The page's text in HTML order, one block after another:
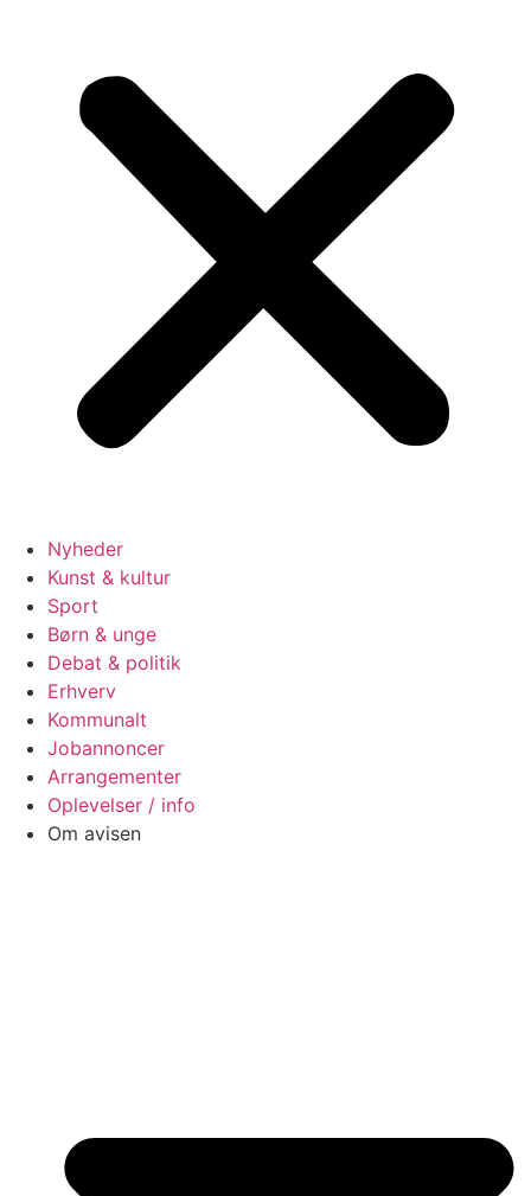
Nyheder
Kunst & kultur
Sport
Børn & unge
Debat & politik
Erhverv
Kommunalt
Jobannoncer
Arrangementer
Oplevelser / info
Om avisen